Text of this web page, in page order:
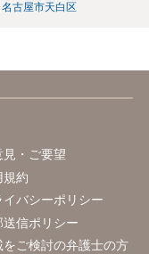
名古屋市天白区
見・ご要望
規約
イバシーポリシー
送信ポリシー
をご検討の弁護士の方